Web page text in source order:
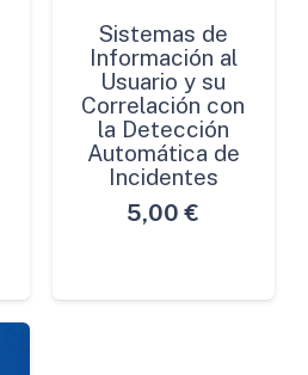
Sistemas de
Información al
Usuario y su
Correlación con
la Detección
Automática de
Incidentes
5,00 €